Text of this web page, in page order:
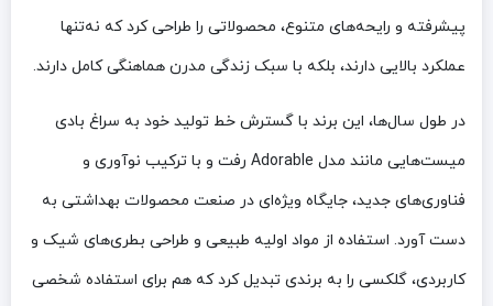
پیشرفته و رایحه‌های متنوع، محصولاتی را طراحی کرد که نه‌تنها
عملکرد بالایی دارند، بلکه با سبک زندگی مدرن هماهنگی کامل دارند.
در طول سال‌ها، این برند با گسترش خط تولید خود به سراغ بادی
میست‌هایی مانند مدل Adorable رفت و با ترکیب نوآوری و
فناوری‌های جدید، جایگاه ویژه‌ای در صنعت محصولات بهداشتی به
دست آورد. استفاده از مواد اولیه طبیعی و طراحی بطری‌های شیک و
کاربردی، گلکسی را به برندی تبدیل کرد که هم برای استفاده شخصی